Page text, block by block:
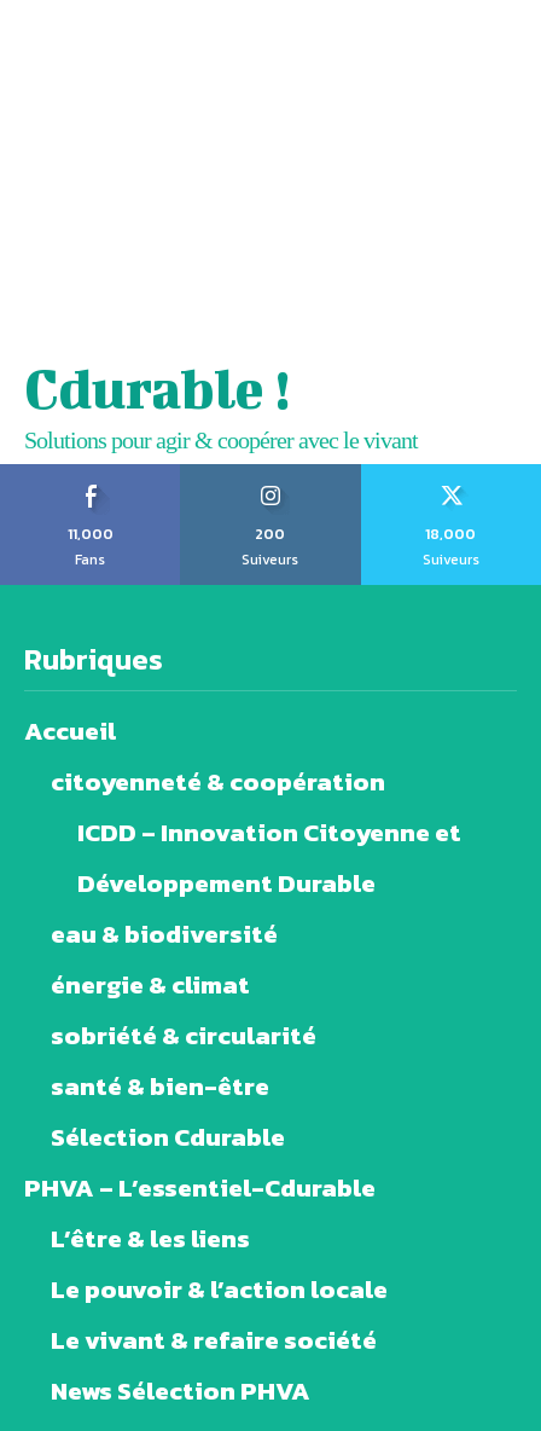
Cdurable !
Solutions pour agir & coopérer avec le vivant
11,000
Fans
200
Suiveurs
18,000
Suiveurs
Rubriques
Accueil
citoyenneté & coopération
ICDD – Innovation Citoyenne et
Développement Durable
eau & biodiversité
énergie & climat
sobriété & circularité
santé & bien-être
Sélection Cdurable
PHVA – L’essentiel-Cdurable
L’être & les liens
Le pouvoir & l’action locale
Le vivant & refaire société
News Sélection PHVA